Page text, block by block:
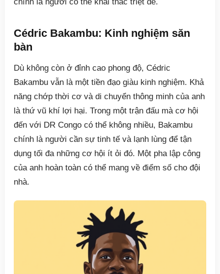
chính là người có thể khai thác triệt để.
Cédric Bakambu: Kinh nghiệm săn
bàn
Dù không còn ở đỉnh cao phong độ, Cédric
Bakambu vẫn là một tiền đạo giàu kinh nghiệm. Khả
năng chớp thời cơ và di chuyển thông minh của anh
là thứ vũ khí lợi hại. Trong một trận đấu mà cơ hội
đến với DR Congo có thể không nhiều, Bakambu
chính là người cần sự tinh tế và lạnh lùng để tận
dụng tối đa những cơ hội ít ỏi đó. Một pha lập công
của anh hoàn toàn có thể mang về điểm số cho đội
nhà.